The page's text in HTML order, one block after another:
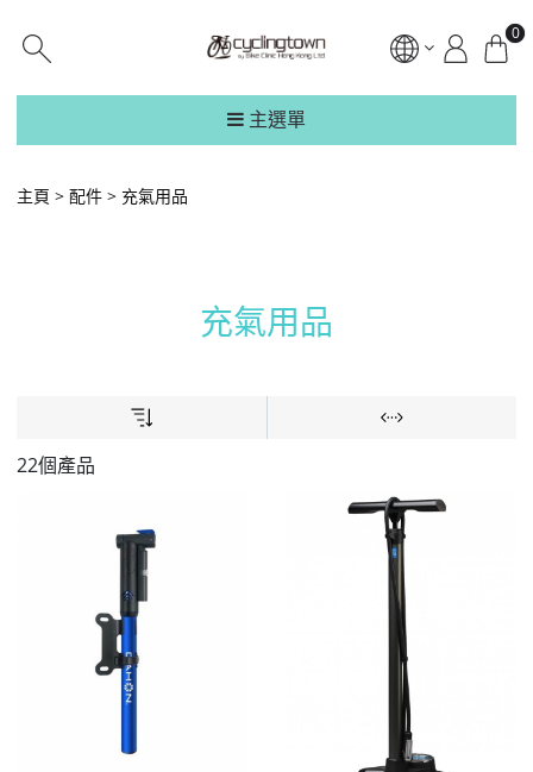
0
主選單
主頁 配件 充氣用品
充氣用品
22個產品